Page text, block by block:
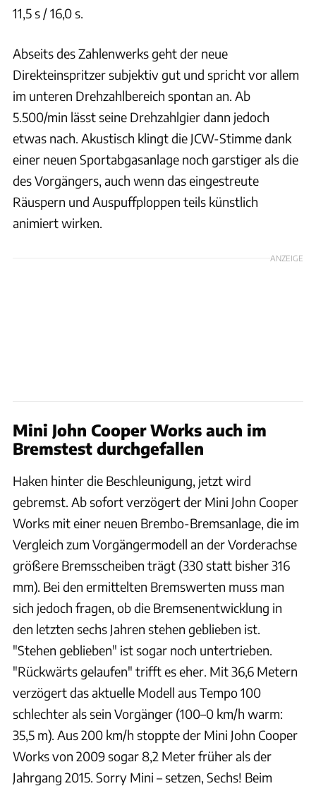
11,5 s / 16,0 s.
Abseits des Zahlenwerks geht der neue
Direkteinspritzer subjektiv gut und spricht vor allem
im unteren Drehzahlbereich spontan an. Ab
5.500/min lässt seine Drehzahlgier dann jedoch
etwas nach. Akustisch klingt die JCW-Stimme dank
einer neuen Sportabgasanlage noch garstiger als die
des Vorgängers, auch wenn das eingestreute
Räuspern und Auspuffploppen teils künstlich
animiert wirken.
ANZEIGE
Mini John Cooper Works auch im
Bremstest durchgefallen
Haken hinter die Beschleunigung, jetzt wird
gebremst. Ab sofort verzögert der Mini John Cooper
Works mit einer neuen Brembo-Bremsanlage, die im
Vergleich zum Vorgängermodell an der Vorderachse
größere Bremsscheiben trägt (330 statt bisher 316
mm). Bei den ermittelten Bremswerten muss man
sich jedoch fragen, ob die Bremsenentwicklung in
den letzten sechs Jahren stehen geblieben ist.
"Stehen geblieben" ist sogar noch untertrieben.
"Rückwärts gelaufen" trifft es eher. Mit 36,6 Metern
verzögert das aktuelle Modell aus Tempo 100
schlechter als sein Vorgänger (100–0 km/h warm:
35,5 m). Aus 200 km/h stoppte der Mini John Cooper
Works von 2009 sogar 8,2 Meter früher als der
Jahrgang 2015. Sorry Mini – setzen, Sechs! Beim